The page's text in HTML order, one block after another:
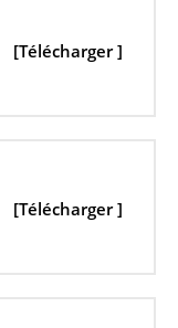
[Télécharger ]
[Télécharger ]